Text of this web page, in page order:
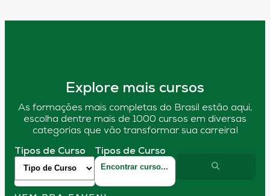
Explore mais cursos
As formações mais completas do Brasil estão aqui,
escolha dentre mais de 1000 cursos em diversas
categorias que vão transformar sua carreira!
Tipos de Curso Tipos de Curso